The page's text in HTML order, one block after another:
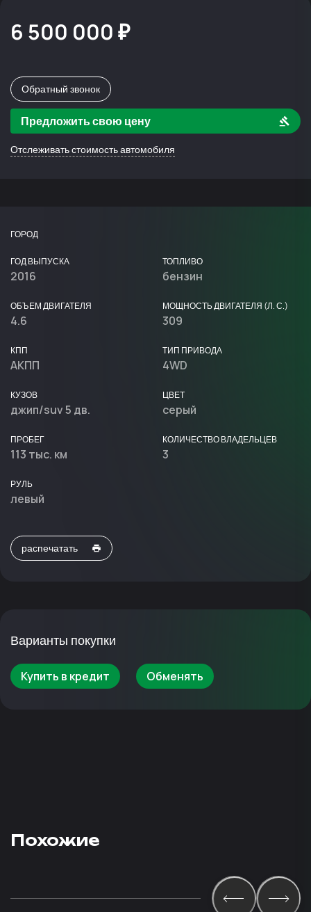
6 500 000 ₽
Обратный звонок
Предложить свою цену
Отслеживать стоимость автомобиля
ГОРОД
ГОД ВЫПУСКА
2016
ТОПЛИВО
бензин
ОБЪЕМ ДВИГАТЕЛЯ
4.6
МОЩНОСТЬ ДВИГАТЕЛЯ (Л. С.)
309
КПП
АКПП
ТИП ПРИВОДА
4WD
КУЗОВ
джип/suv 5 дв.
ЦВЕТ
серый
ПРОБЕГ
113 тыс. км
КОЛИЧЕСТВО ВЛАДЕЛЬЦЕВ
3
РУЛЬ
левый
распечатать
Варианты покупки
Купить в кредит Обменять
Похожие